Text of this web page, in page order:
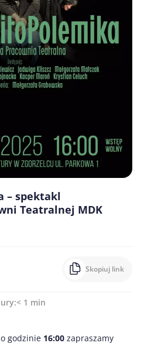
– spektakl
Teatralnej MDK
Skopiuj link
< 1 min
godzinie 16:00 zapraszamy